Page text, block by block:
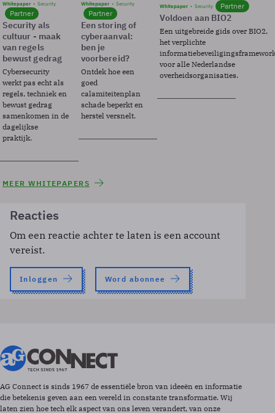
Whitepaper Security
Partner
Security als
cultuur - maak
van regels
bewust gedrag
Cybersecurity
werkt pas echt als
regels, techniek en
bewust gedrag
samenkomen in de
dagelijkse
praktijk.
Whitepaper Security
Partner
Een storing of
cyberaanval:
ben je
voorbereid?
Ontdek hoe een
goed
calamiteitenplan
schade beperkt en
herstel versnelt.
Whitepaper Security Partner
Voldoen aan BIO2
Een uitgebreide gids over BIO2,
het verplichte
voor alle Nederlandse
overheidsorganisaties.
MEER WHITEPAPERS
Reacties
Om een reactie achter te laten is een account
vereist.
Inloggen Word abonnee
AG Connect is sinds 1967 de essentiële bron van ideeën en informatie
die betekenis geven aan een wereld in constante transformatie. Wij
laten zien hoe tech elk aspect van ons leven verandert, van onze